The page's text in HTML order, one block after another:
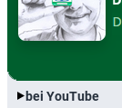
bei YouTube